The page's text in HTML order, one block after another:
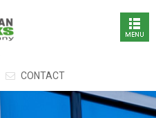
CONTACT